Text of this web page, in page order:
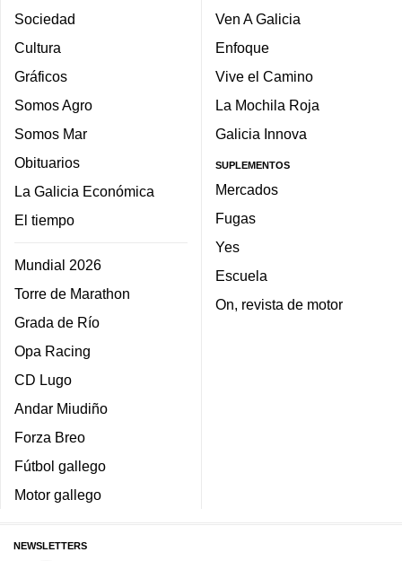
Sociedad
Cultura
Gráficos
Somos Agro
Somos Mar
Obituarios
La Galicia Económica
El tiempo
Mundial 2026
Torre de Marathon
Grada de Río
Opa Racing
CD Lugo
Andar Miudiño
Forza Breo
Fútbol gallego
Motor gallego
Ven A Galicia
Enfoque
Vive el Camino
La Mochila Roja
Galicia Innova
SUPLEMENTOS
Mercados
Fugas
Yes
Escuela
On, revista de motor
NEWSLETTERS